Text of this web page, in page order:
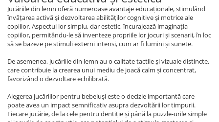
Jucăriile din lemn oferă numeroase avantaje educaționale, stimulând
învățarea activă și dezvoltarea abilităților cognitive și motrice ale
copiilor. Aspectul lor simplu, dar estetic, încurajează imaginația
copiilor, permitându-le să inventeze propriile lor jocuri și scenarii, în loc
să se bazeze pe stimuli externi intensi, cum ar fi lumini și sunete.
De asemenea, jucăriile din lemn au o calitate tactile și vizuale distincte,
care contribuie la crearea unui mediu de joacă calm și concentrat,
favorizând o dezvoltare echilibrată.
Alegerea jucăriilor pentru bebeluși este o decizie importantă care
poate avea un impact semnificativ asupra dezvoltării lor timpurii.
Fiecare jucărie, de la cele pentru dentiție și până la puzzle-urile simple